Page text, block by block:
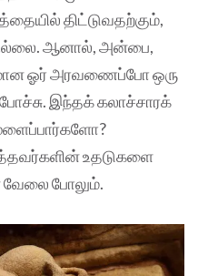
திட்டுவதற்கும்,
ஆனால், அன்பை,
ஓர் அரவணைப்போ ஒரு
இந்தக் கலாச்சாரக்
உதடுகளை
போலும்.